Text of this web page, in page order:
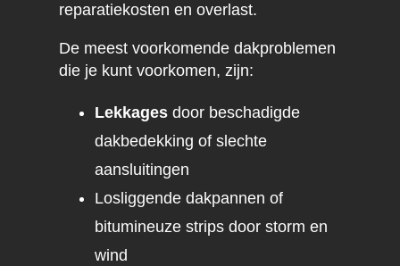
reparatiekosten en overlast.
De meest voorkomende dakproblemen
die je kunt voorkomen, zijn:
Lekkagesdoor beschadigde
dakbedekking of slechte
aansluitingen
Losliggende dakpannen of
bitumineuze strips door storm en
wind